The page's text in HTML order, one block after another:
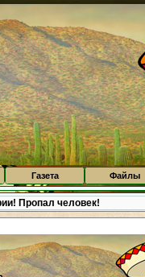
Газета Файлы
Пропал человек!